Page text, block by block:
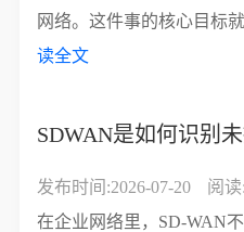
网络。这件事的核心目标
读全文
SDWAN是如何识别
发布时间:2026-07-20
阅
在企业网络里，SD-WAN